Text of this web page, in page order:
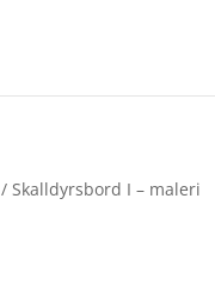
/ Skalldyrsbord I – maleri